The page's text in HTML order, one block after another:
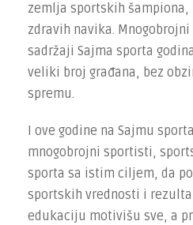
zemlja sportskih šampiona,
zdravih navika.
sadržaji Sajma sporta
veliki broj građana, bez
spremu.
I ove godine na Sajmu
mnogobrojni sportisti,
sporta sa istim ciljem, da
sportskih vrednosti i
edukaciju motivišu sve, a